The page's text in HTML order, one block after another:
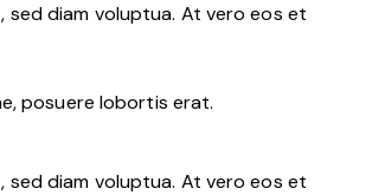
diam voluptua. At vero eos et
posuere lobortis erat.
diam voluptua. At vero eos et